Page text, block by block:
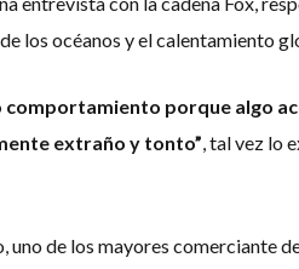
los océanos y el calentamiento
porque algo
extraño y tonto”, tal vez lo
de los mayores comerciante